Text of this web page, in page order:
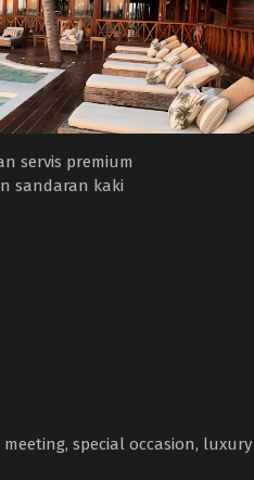
servis premium
sandaran kaki
meeting, special occasion, luxury